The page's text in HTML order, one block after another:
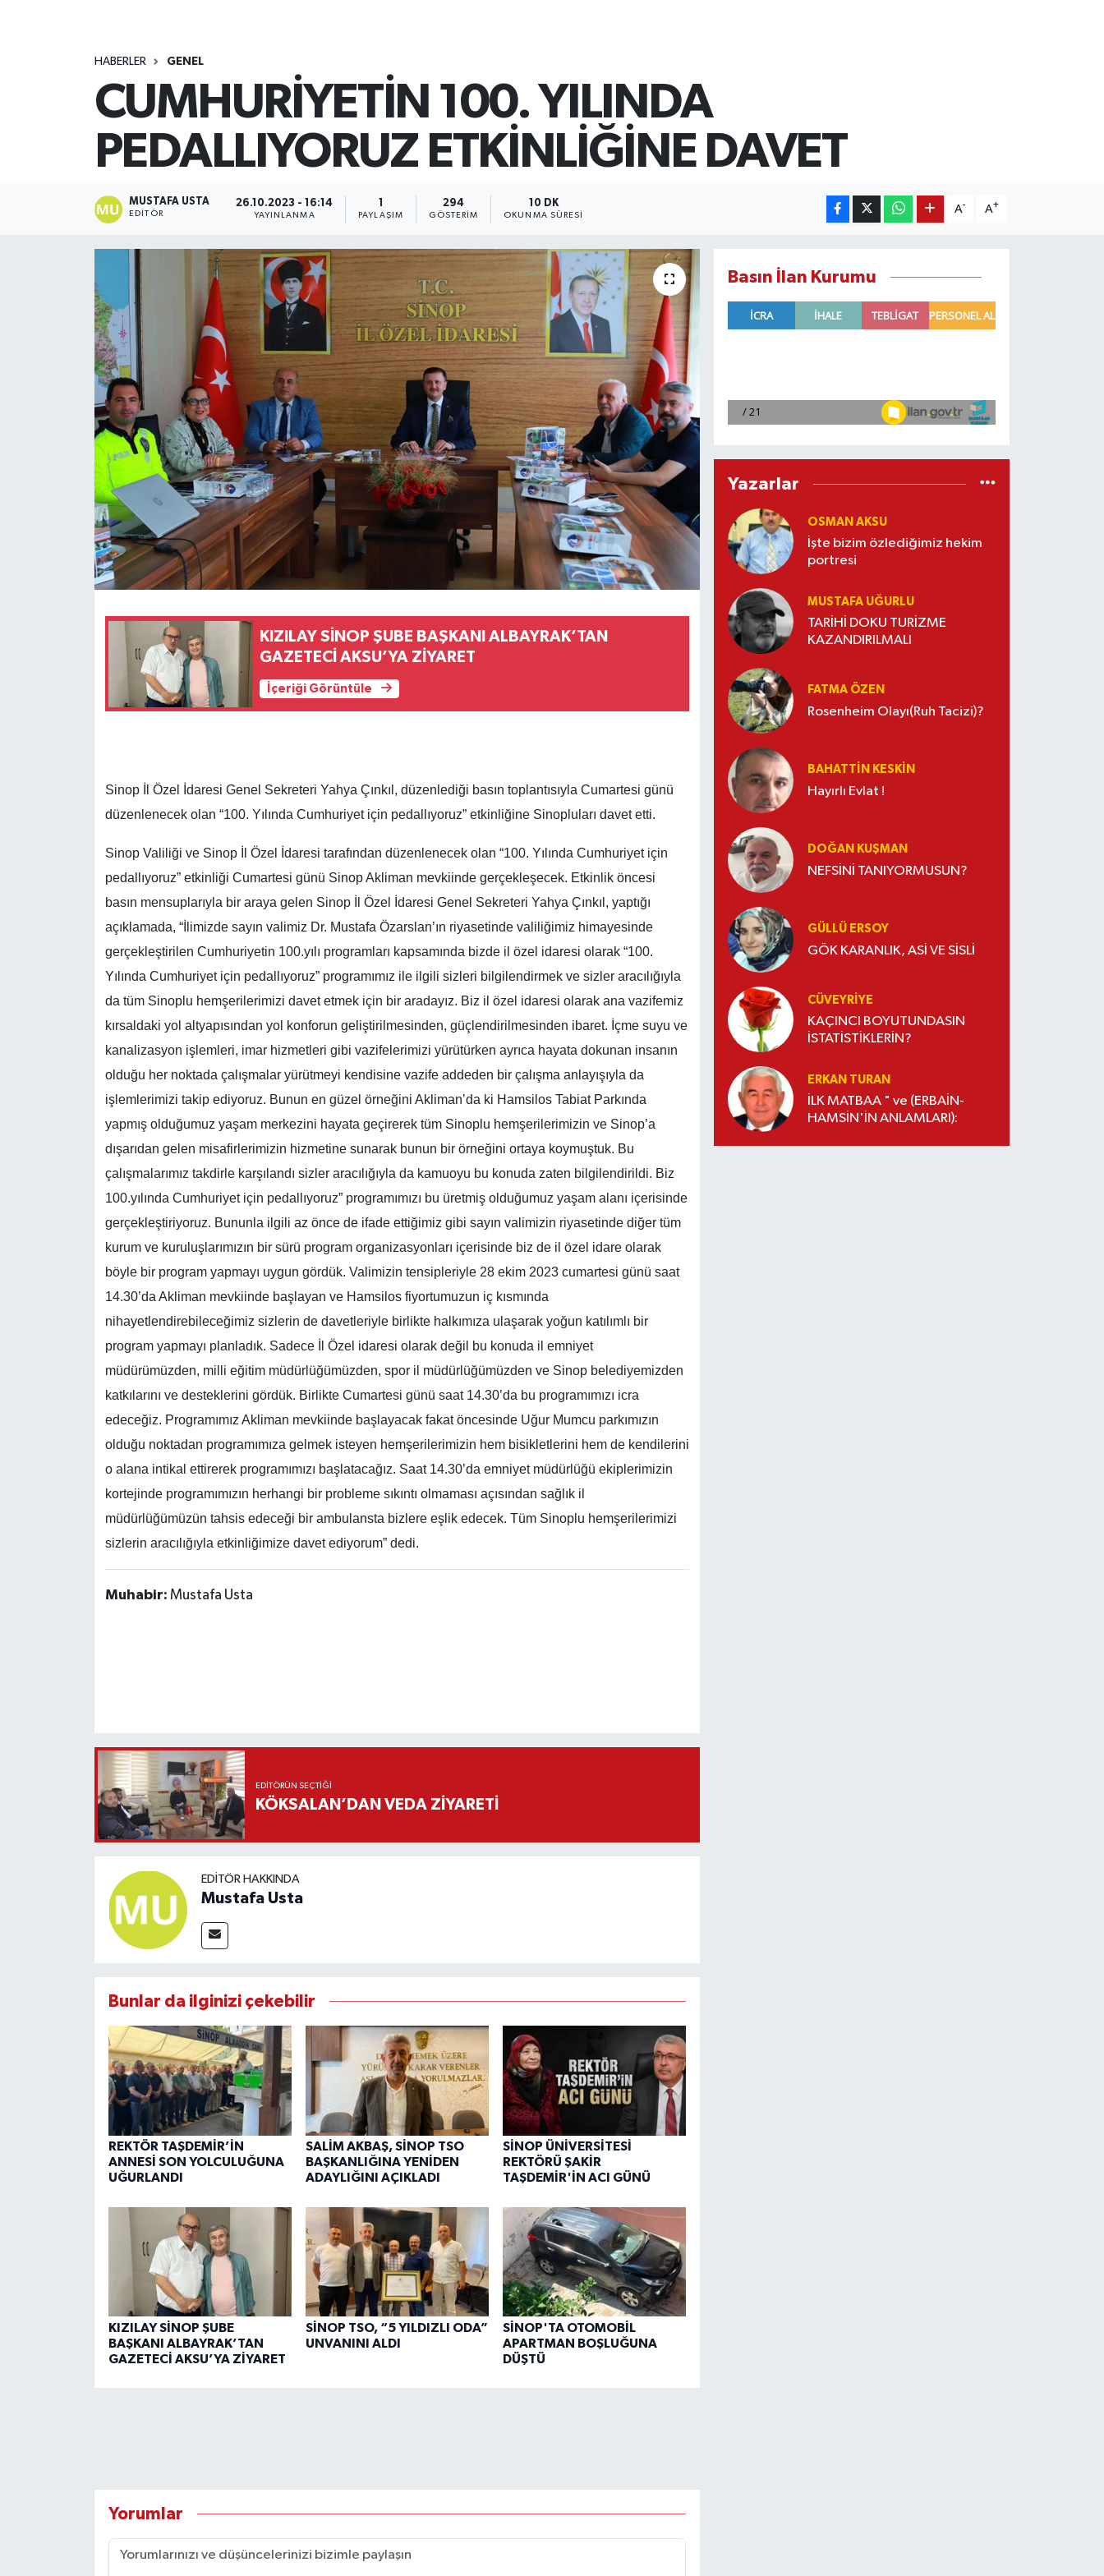
HABERLER GENEL
CUMHURİYETİN 100. YILINDA
PEDALLIYORUZ ETKİNLİĞİNE DAVET
MUSTAFA USTA
EDITÖR
26.10.2023 - 16:14
YAYINLANMA
1
PAYLAŞIM
294
GÖSTERIM
10 DK
OKUNMA SÜRESI
A- A+
KIZILAY SİNOP ŞUBE BAŞKANI ALBAYRAK’TAN
GAZETECİ AKSU’YA ZİYARET
İçeriği Görüntüle
Sinop İl Özel İdaresi Genel Sekreteri Yahya Çınkıl, düzenlediği basın toplantısıyla Cumartesi günü
düzenlenecek olan “100. Yılında Cumhuriyet için pedallıyoruz” etkinliğine Sinopluları davet etti.
Sinop Valiliği ve Sinop İl Özel İdaresi tarafından düzenlenecek olan “100. Yılında Cumhuriyet için
pedallıyoruz” etkinliği Cumartesi günü Sinop Akliman mevkiinde gerçekleşecek. Etkinlik öncesi
basın mensuplarıyla bir araya gelen Sinop İl Özel İdaresi Genel Sekreteri Yahya Çınkıl, yaptığı
açıklamada, “İlimizde sayın valimiz Dr. Mustafa Özarslan’ın riyasetinde valiliğimiz himayesinde
gerçekleştirilen Cumhuriyetin 100.yılı programları kapsamında bizde il özel idaresi olarak “100.
Yılında Cumhuriyet için pedallıyoruz” programımız ile ilgili sizleri bilgilendirmek ve sizler aracılığıyla
da tüm Sinoplu hemşerilerimizi davet etmek için bir aradayız. Biz il özel idaresi olarak ana vazifemiz
kırsaldaki yol altyapısından yol konforun geliştirilmesinden, güçlendirilmesinden ibaret. İçme suyu ve
kanalizasyon işlemleri, imar hizmetleri gibi vazifelerimizi yürütürken ayrıca hayata dokunan insanın
olduğu her noktada çalışmalar yürütmeyi kendisine vazife addeden bir çalışma anlayışıyla da
işlemlerimizi takip ediyoruz. Bunun en güzel örneğini Akliman’da ki Hamsilos Tabiat Parkında
yapmış olduğumuz yaşam merkezini hayata geçirerek tüm Sinoplu hemşerilerimizin ve Sinop’a
dışarıdan gelen misafirlerimizin hizmetine sunarak bunun bir örneğini ortaya koymuştuk. Bu
çalışmalarımız takdirle karşılandı sizler aracılığıyla da kamuoyu bu konuda zaten bilgilendirildi. Biz
100.yılında Cumhuriyet için pedallıyoruz” programımızı bu üretmiş olduğumuz yaşam alanı içerisinde
gerçekleştiriyoruz. Bununla ilgili az önce de ifade ettiğimiz gibi sayın valimizin riyasetinde diğer tüm
kurum ve kuruluşlarımızın bir sürü program organizasyonları içerisinde biz de il özel idare olarak
böyle bir program yapmayı uygun gördük. Valimizin tensipleriyle 28 ekim 2023 cumartesi günü saat
14.30’da Akliman mevkiinde başlayan ve Hamsilos fiyortumuzun iç kısmında
nihayetlendirebileceğimiz sizlerin de davetleriyle birlikte halkımıza ulaşarak yoğun katılımlı bir
program yapmayı planladık. Sadece İl Özel idaresi olarak değil bu konuda il emniyet
müdürümüzden, milli eğitim müdürlüğümüzden, spor il müdürlüğümüzden ve Sinop belediyemizden
katkılarını ve desteklerini gördük. Birlikte Cumartesi günü saat 14.30’da bu programımızı icra
edeceğiz. Programımız Akliman mevkiinde başlayacak fakat öncesinde Uğur Mumcu parkımızın
olduğu noktadan programımıza gelmek isteyen hemşerilerimizin hem bisikletlerini hem de kendilerini
o alana intikal ettirerek programımızı başlatacağız. Saat 14.30’da emniyet müdürlüğü ekiplerimizin
kortejinde programımızın herhangi bir probleme sıkıntı olmaması açısından sağlık il
müdürlüğümüzün tahsis edeceği bir ambulansta bizlere eşlik edecek. Tüm Sinoplu hemşerilerimizi
sizlerin aracılığıyla etkinliğimize davet ediyorum” dedi.
Muhabir: Mustafa Usta
EDITÖRÜN SEÇTIĞI
KÖKSALAN’DAN VEDA ZİYARETİ
EDITÖR HAKKINDA
Mustafa Usta
Bunlar da ilginizi çekebilir
REKTÖR TAŞDEMİR’İN
ANNESİ SON YOLCULUĞUNA
UĞURLANDI
SALİM AKBAŞ, SİNOP TSO
BAŞKANLIĞINA YENİDEN
ADAYLIĞINI AÇIKLADI
SİNOP ÜNİVERSİTESİ
REKTÖRÜ ŞAKİR
TAŞDEMİR'İN ACI GÜNÜ
KIZILAY SİNOP ŞUBE
BAŞKANI ALBAYRAK’TAN
GAZETECİ AKSU’YA ZİYARET
SİNOP TSO, “5 YILDIZLI ODA”
UNVANINI ALDI
SİNOP'TA OTOMOBİL
APARTMAN BOŞLUĞUNA
DÜŞTÜ
Yorumlar
Basın İlan Kurumu
Yazarlar
OSMAN AKSU
İşte bizim özlediğimiz hekim
portresi
MUSTAFA UĞURLU
TARİHİ DOKU TURİZME
KAZANDIRILMALI
FATMA ÖZEN
Rosenheim Olayı(Ruh Tacizi)?
BAHATTIN KESKİN
Hayırlı Evlat !
DOĞAN KUŞMAN
NEFSİNİ TANIYORMUSUN?
GÜLLÜ ERSOY
GÖK KARANLIK, ASİ VE SİSLİ
CÜVEYRIYE
KAÇINCI BOYUTUNDASIN
İSTATİSTİKLERİN?
ERKAN TURAN
İLK MATBAA " ve (ERBAİN-
HAMSİN'İN ANLAMLARI):